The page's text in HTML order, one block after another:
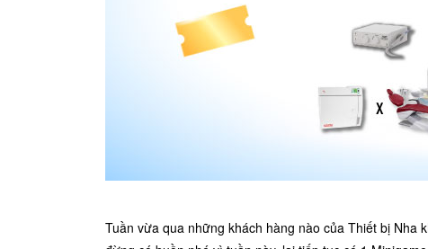
Tuần vừa qua những khách hàng nào của Thiết bị